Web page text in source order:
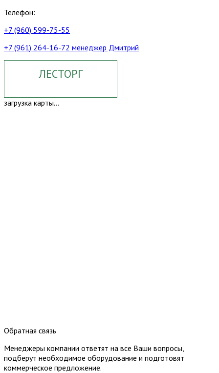
Телефон:
+7 (960) 599-75-55
+7 (961) 264-16-72 менеджер Дмитрий
ЛЕСТОРГ
загрузка карты...
Обратная связь
Менеджеры компании ответят на все Ваши вопросы,
подберут необходимое оборудование и подготовят
коммерческое предложение.